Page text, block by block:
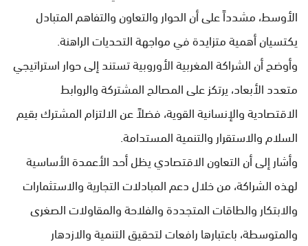
الأوسط، مشدداً على أن الحوار والتعاون والتفاهم المتبادل
يكتسيان أهمية متزايدة في مواجهة التحديات الراهنة.
وأوضح أن الشراكة المغربية الأوروبية تستند إلى حوار استراتيجي
متعدد الأبعاد، يرتكز على المصالح المشتركة والروابط
الاقتصادية والإنسانية القوية، فضلاً عن الالتزام المشترك بقيم
السلام والاستقرار والتنمية المستدامة.
وأشار إلى أن التعاون الاقتصادي يظل أحد الأعمدة الأساسية
لهذه الشراكة، من خلال دعم المبادلات التجارية والاستثمارات
والابتكار والطاقات المتجددة والفلاحة والمقاولات الصغرى
والمتوسطة، باعتبارها رافعات لتحقيق التنمية والازدهار